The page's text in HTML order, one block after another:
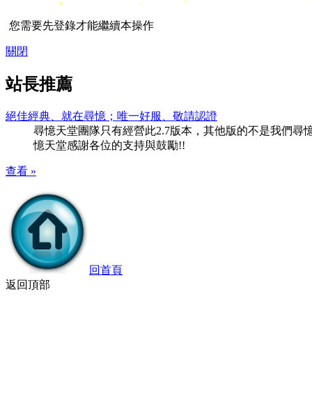
您需要先登錄才能繼續本操作
關閉
站長推薦
絕佳經典、就在尋憶；唯一好服、敬請認證
尋憶天堂團隊只有經營此2.7版本，其他版的不是我們尋
憶天堂感謝各位的支持與鼓勵!!
查看 »
回首頁
返回頂部